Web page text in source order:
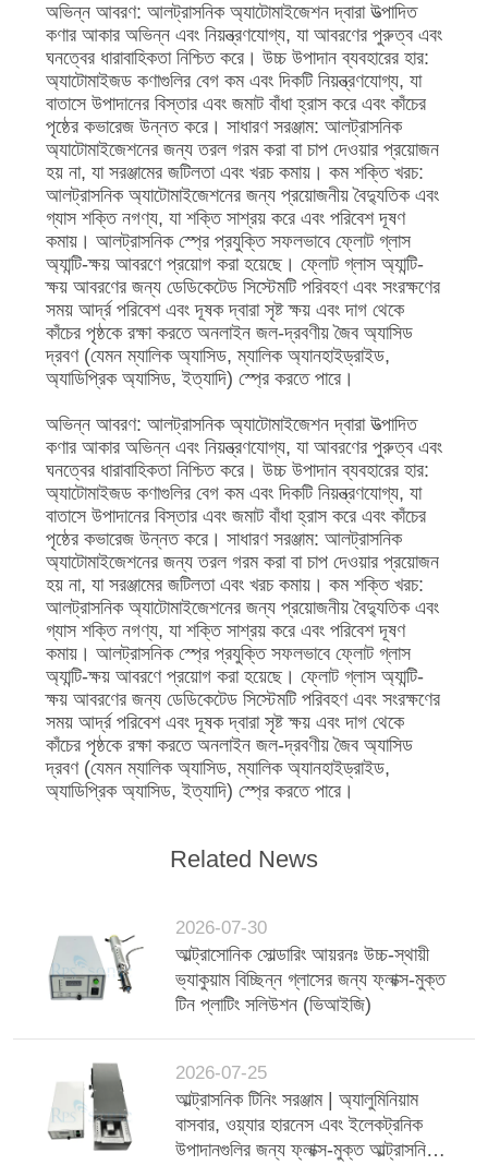
অভিন্ন আবরণ: আলট্রাসনিক অ্যাটোমাইজেশন দ্বারা উত্পাদিত
কণার আকার অভিন্ন এবং নিয়ন্ত্রণযোগ্য, যা আবরণের পুরুত্ব এবং
ঘনত্বের ধারাবাহিকতা নিশ্চিত করে। উচ্চ উপাদান ব্যবহারের হার:
অ্যাটোমাইজড কণাগুলির বেগ কম এবং দিকটি নিয়ন্ত্রণযোগ্য, যা
বাতাসে উপাদানের বিস্তার এবং জমাট বাঁধা হ্রাস করে এবং কাঁচের
পৃষ্ঠের কভারেজ উন্নত করে। সাধারণ সরঞ্জাম: আলট্রাসনিক
অ্যাটোমাইজেশনের জন্য তরল গরম করা বা চাপ দেওয়ার প্রয়োজন
হয় না, যা সরঞ্জামের জটিলতা এবং খরচ কমায়। কম শক্তি খরচ:
আলট্রাসনিক অ্যাটোমাইজেশনের জন্য প্রয়োজনীয় বৈদ্যুতিক এবং
গ্যাস শক্তি নগণ্য, যা শক্তি সাশ্রয় করে এবং পরিবেশ দূষণ
কমায়। আলট্রাসনিক স্প্রে প্রযুক্তি সফলভাবে ফ্লোট গ্লাস
অ্যান্টি-ক্ষয় আবরণে প্রয়োগ করা হয়েছে। ফ্লোট গ্লাস অ্যান্টি-
ক্ষয় আবরণের জন্য ডেডিকেটেড সিস্টেমটি পরিবহণ এবং সংরক্ষণের
সময় আর্দ্র পরিবেশ এবং দূষক দ্বারা সৃষ্ট ক্ষয় এবং দাগ থেকে
কাঁচের পৃষ্ঠকে রক্ষা করতে অনলাইন জল-দ্রবণীয় জৈব অ্যাসিড
দ্রবণ (যেমন ম্যালিক অ্যাসিড, ম্যালিক অ্যানহাইড্রাইড,
অ্যাডিপ্রিক অ্যাসিড, ইত্যাদি) স্প্রে করতে পারে।
অভিন্ন আবরণ: আলট্রাসনিক অ্যাটোমাইজেশন দ্বারা উত্পাদিত
কণার আকার অভিন্ন এবং নিয়ন্ত্রণযোগ্য, যা আবরণের পুরুত্ব এবং
ঘনত্বের ধারাবাহিকতা নিশ্চিত করে। উচ্চ উপাদান ব্যবহারের হার:
অ্যাটোমাইজড কণাগুলির বেগ কম এবং দিকটি নিয়ন্ত্রণযোগ্য, যা
বাতাসে উপাদানের বিস্তার এবং জমাট বাঁধা হ্রাস করে এবং কাঁচের
পৃষ্ঠের কভারেজ উন্নত করে। সাধারণ সরঞ্জাম: আলট্রাসনিক
অ্যাটোমাইজেশনের জন্য তরল গরম করা বা চাপ দেওয়ার প্রয়োজন
হয় না, যা সরঞ্জামের জটিলতা এবং খরচ কমায়। কম শক্তি খরচ:
আলট্রাসনিক অ্যাটোমাইজেশনের জন্য প্রয়োজনীয় বৈদ্যুতিক এবং
গ্যাস শক্তি নগণ্য, যা শক্তি সাশ্রয় করে এবং পরিবেশ দূষণ
কমায়। আলট্রাসনিক স্প্রে প্রযুক্তি সফলভাবে ফ্লোট গ্লাস
অ্যান্টি-ক্ষয় আবরণে প্রয়োগ করা হয়েছে। ফ্লোট গ্লাস অ্যান্টি-
ক্ষয় আবরণের জন্য ডেডিকেটেড সিস্টেমটি পরিবহণ এবং সংরক্ষণের
সময় আর্দ্র পরিবেশ এবং দূষক দ্বারা সৃষ্ট ক্ষয় এবং দাগ থেকে
কাঁচের পৃষ্ঠকে রক্ষা করতে অনলাইন জল-দ্রবণীয় জৈব অ্যাসিড
দ্রবণ (যেমন ম্যালিক অ্যাসিড, ম্যালিক অ্যানহাইড্রাইড,
অ্যাডিপ্রিক অ্যাসিড, ইত্যাদি) স্প্রে করতে পারে।
Related News
2026-07-30
আল্ট্রাসোনিক সোল্ডারিং আয়রনঃ উচ্চ-স্থায়ী
ভ্যাকুয়াম বিচ্ছিন্ন গ্লাসের জন্য ফ্লাক্স-মুক্ত
টিন প্লাটিং সলিউশন (ভিআইজি)
2026-07-25
আল্ট্রাসনিক টিনিং সরঞ্জাম | অ্যালুমিনিয়াম
বাসবার, ওয়্যার হারনেস এবং ইলেকট্রনিক
উপাদানগুলির জন্য ফ্লাক্স-মুক্ত আল্ট্রাসনিক